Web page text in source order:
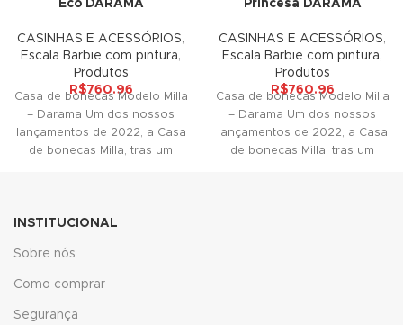
panel
Panel
Eco DARAMA
CASINHAS E ACESSÓRIOS,
Escala Barbie com pintura,
Produtos
R$760.96
Casa de bonecas Modelo Milla
– Darama Um dos nossos
lançamentos de 2022, a Casa
de bonecas Milla, tras um
Princesa DARAMA
CASINHAS E ACESSÓRIOS,
Escala Barbie com pintura,
Produtos
R$760.96
Casa de bonecas Modelo Milla
– Darama Um dos nossos
lançamentos de 2022, a Casa
de bonecas Milla, tras um
INSTITUCIONAL
Sobre nós
Como comprar
Segurança